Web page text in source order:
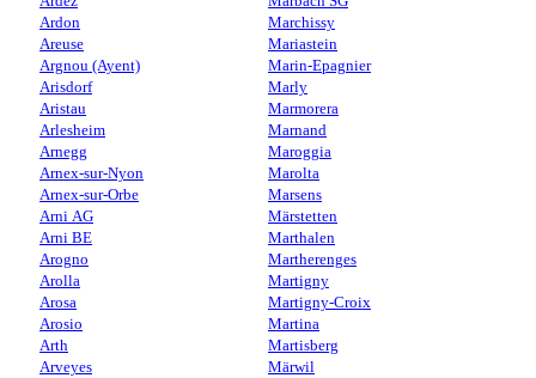
Ardon
Areuse
Argnou (Ayent)
Arisdorf
Aristau
Arlesheim
Arnegg
Arnex-sur-Nyon
Arnex-sur-Orbe
Arni AG
Arni BE
Arogno
Arolla
Arosa
Arosio
Arth
Arveyes
Marchissy
Mariastein
Marin-Epagnier
Marly
Marmorera
Marnand
Maroggia
Marolta
Marsens
Märstetten
Marthalen
Martherenges
Martigny
Martigny-Croix
Martina
Martisberg
Märwil